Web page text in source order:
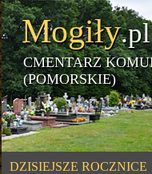
Mogiły.pl
CMENTARZ
(POMORSKIE)
DZISIEJSZE ROCZNICE